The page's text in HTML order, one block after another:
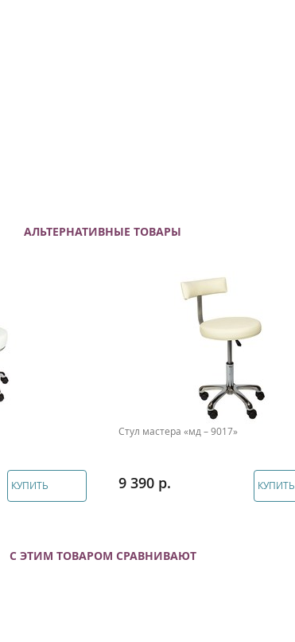
АЛЬТЕРНАТИВНЫЕ ТОВАРЫ
КУПИТЬ
Стул мастера «мд – 9017»
9 390 КУПИТЬ
С ЭТИМ ТОВАРОМ СРАВНИВАЮТ